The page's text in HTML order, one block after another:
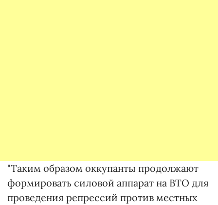
"Таким образом оккупанты продолжают
формировать силовой аппарат на ВТО для
проведения репрессий против местных